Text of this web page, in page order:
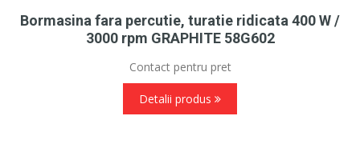
Bormasina fara percutie, turatie ridicata 400 W /
3000 rpm GRAPHITE 58G602
Contact pentru pret
Detalii produs